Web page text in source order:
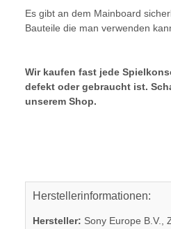
Es gibt an dem Mainboard
Bauteile die man verwenden
Wir kaufen fast jede
defekt oder gebraucht ist.
unserem Shop.
Herstellerinformationen:
Hersteller: Sony Europe B.V.,